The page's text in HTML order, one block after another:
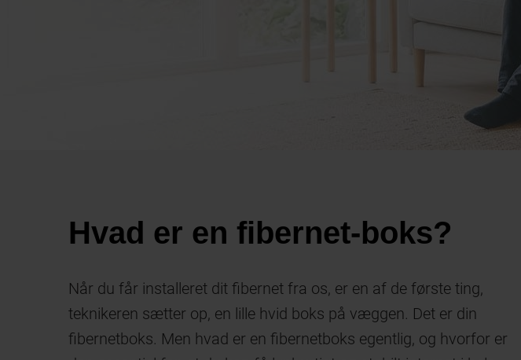
Hvad er en fibernet-boks?
Når du får installeret dit fibernet fra os, er en af de første ting,
teknikeren sætter op, en lille hvid boks på væggen. Det er din
fibernetboks. Men hvad er en fibernetboks egentlig, og hvorfor er